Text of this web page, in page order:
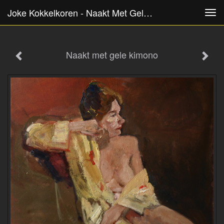
Joke Kokkelkoren - Naakt Met Gele Kimono
Naakt met gele kimono